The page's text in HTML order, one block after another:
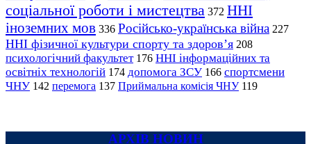
соціальної роботи і мистецтва 372 ННІ
іноземних мов 336 Російсько-українська війна 227
ННІ фізичної культури спорту та здоров’я 208
психологічний факультет 176 ННІ інформаційних та
освітніх технологій 174 допомога ЗСУ 166 спортсмени
ЧНУ 142 перемога 137 Приймальна комісія ЧНУ 119
АРХІВ НОВИН